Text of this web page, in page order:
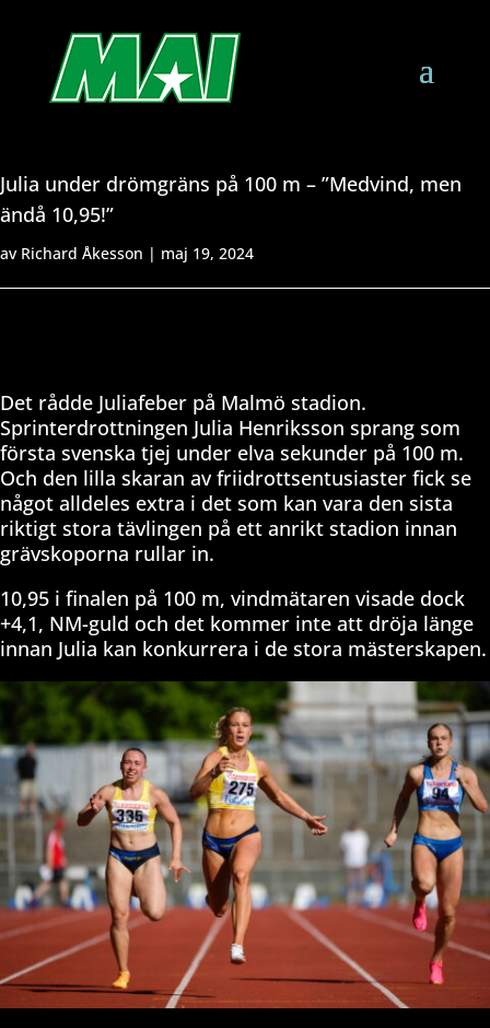
Julia under drömgräns på 100 m – ”Medvind, men
ändå 10,95!”
av Richard Åkesson | maj 19, 2024
Det rådde Juliafeber på Malmö stadion.
Sprinterdrottningen Julia Henriksson sprang som
första svenska tjej under elva sekunder på 100 m.
Och den lilla skaran av friidrottsentusiaster fick se
något alldeles extra i det som kan vara den sista
riktigt stora tävlingen på ett anrikt stadion innan
grävskoporna rullar in.
10,95 i finalen på 100 m, vindmätaren visade dock
+4,1, NM-guld och det kommer inte att dröja länge
innan Julia kan konkurrera i de stora mästerskapen.